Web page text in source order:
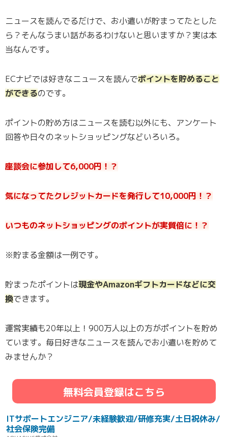
ニュースを読んでるだけで、お小遣いが貯まってたとした
ら？そんなうまい話があるわけないと思いますか？実は本
当なんです。
ECナビでは好きなニュースを読んでポイントを貯めること
ができるのです。
ポイントの貯め方はニュースを読む以外にも、アンケート
回答や日々のネットショッピングなどいろいろ。
座談会に参加して6,000円！？
気になってたクレジットカードを発行して10,000円！？
いつものネットショッピングのポイントが実質倍に！？
※貯まる金額は一例です。
貯まったポイントは現金やAmazonギフトカードなどに交
換できます。
運営実績も20年以上！900万人以上の方がポイントを貯め
ています。毎日好きなニュースを読んでお小遣いを貯めて
みませんか？
無料会員登録はこちら
ITサポートエンジニア/未経験歓迎/研修充実/土日祝休み/
社会保険完備